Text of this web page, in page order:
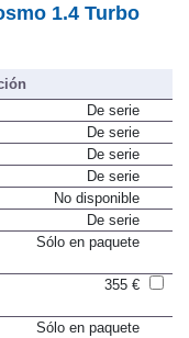
1.4 Turbo
De serie
De serie
De serie
De serie
No disponible
De serie
Sólo en paquete
355 €
Sólo en paquete